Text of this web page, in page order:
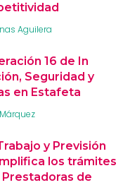
Aguilera
16 de In
Seguridad y
en Estafeta
y Previsión
los trámites
de